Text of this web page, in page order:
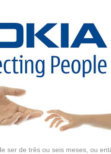
ser de três ou seis meses, ou